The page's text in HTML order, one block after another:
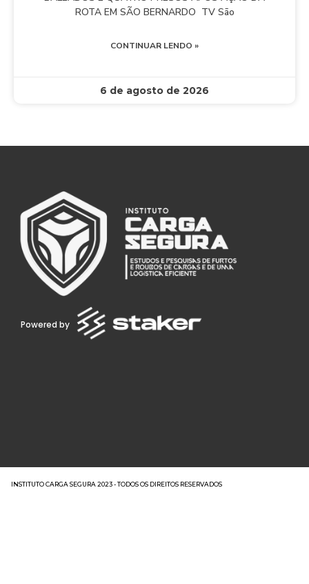
ROTA EM SÃO BERNARDO TV São
CONTINUAR LENDO »
6 de agosto de 2026
Powered by
INSTITUTO CARGA SEGURA 2023 - TODOS OS DIREITOS RESERVADOS